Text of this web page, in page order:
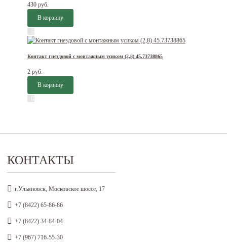
430 руб.
Контакт гнездовой с монтажным усиком (2,8) 45.73738865
2 руб.
КОНТАКТЫ
г.Ульяновск, Московское шоссе, 17
+7 (8422) 65-86-86
+7 (8422) 34-84-04
+7 (967) 716-55-30